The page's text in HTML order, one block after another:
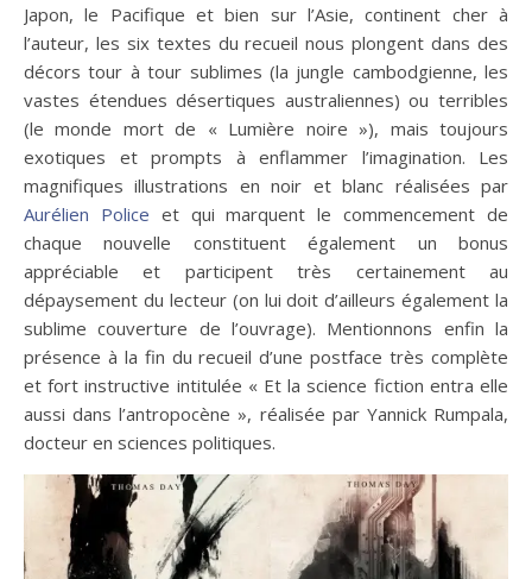
Japon, le Pacifique et bien sur l’Asie, continent cher à
l’auteur, les six textes du recueil nous plongent dans des
décors tour à tour sublimes (la jungle cambodgienne, les
vastes étendues désertiques australiennes) ou terribles
(le monde mort de « Lumière noire »), mais toujours
exotiques et prompts à enflammer l’imagination. Les
magnifiques illustrations en noir et blanc réalisées par
Aurélien Police et qui marquent le commencement de
chaque nouvelle constituent également un bonus
appréciable et participent très certainement au
dépaysement du lecteur (on lui doit d’ailleurs également la
sublime couverture de l’ouvrage). Mentionnons enfin la
présence à la fin du recueil d’une postface très complète
et fort instructive intitulée « Et la science fiction entra elle
aussi dans l’antropocène », réalisée par Yannick Rumpala,
docteur en sciences politiques.